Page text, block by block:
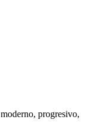
progresivo,